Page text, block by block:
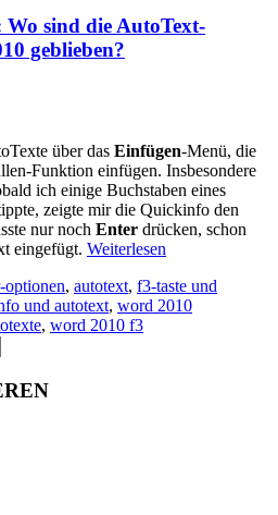
sind die AutoText-
geblieben?
über das Einfügen-Menü, die
Funktion einfügen. Insbesondere
ich einige Buchstaben eines
zeigte mir die Quickinfo den
nur noch Enter drücken, schon
eingefügt. Weiterlesen
optionen, autotext, f3-taste und
und autotext, word 2010
, word 2010 f3